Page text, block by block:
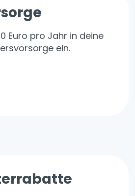
Euro pro Jahr in deine
ein.